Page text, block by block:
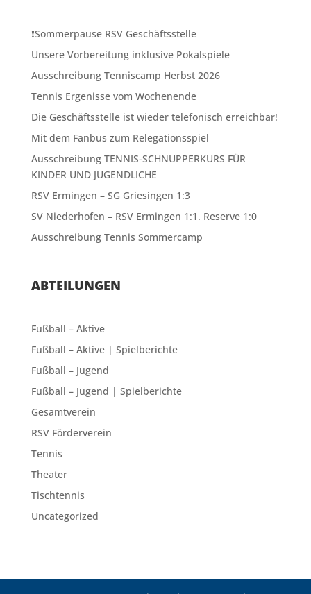
❗️Sommerpause RSV Geschäftsstelle
Unsere Vorbereitung inklusive Pokalspiele
Ausschreibung Tenniscamp Herbst 2026
Tennis Ergenisse vom Wochenende
Die Geschäftsstelle ist wieder telefonisch erreichbar!
Mit dem Fanbus zum Relegationsspiel
Ausschreibung TENNIS-SCHNUPPERKURS FÜR
KINDER UND JUGENDLICHE
RSV Ermingen – SG Griesingen 1:3
SV Niederhofen – RSV Ermingen 1:1. Reserve 1:0
Ausschreibung Tennis Sommercamp
ABTEILUNGEN
Fußball – Aktive
Fußball – Aktive | Spielberichte
Fußball – Jugend
Fußball – Jugend | Spielberichte
Gesamtverein
RSV Förderverein
Tennis
Theater
Tischtennis
Uncategorized